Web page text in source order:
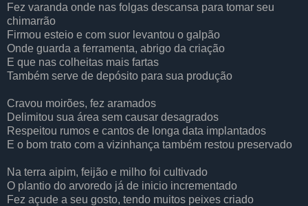
Fez varanda onde nas folgas descansa para tomar seu
chimarrão
Firmou esteio e com suor levantou o galpão
Onde guarda a ferramenta, abrigo da criação
E que nas colheitas mais fartas
Também serve de depósito para sua produção
Cravou moirões, fez aramados
Delimitou sua área sem causar desagrados
Respeitou rumos e cantos de longa data implantados
E o bom trato com a vizinhança também restou preservado
Na terra aipim, feijão e milho foi cultivado
O plantio do arvoredo já de inicio incrementado
Fez açude a seu gosto, tendo muitos peixes criado